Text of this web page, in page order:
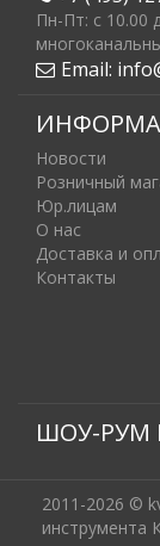
Пн-Пт: c 10.00
Email:
Новости
Розничный
Юр.лицам
О нас
Доставка и
Контакты
ШОУ-РУМ
2011-2026 ©
инструмента